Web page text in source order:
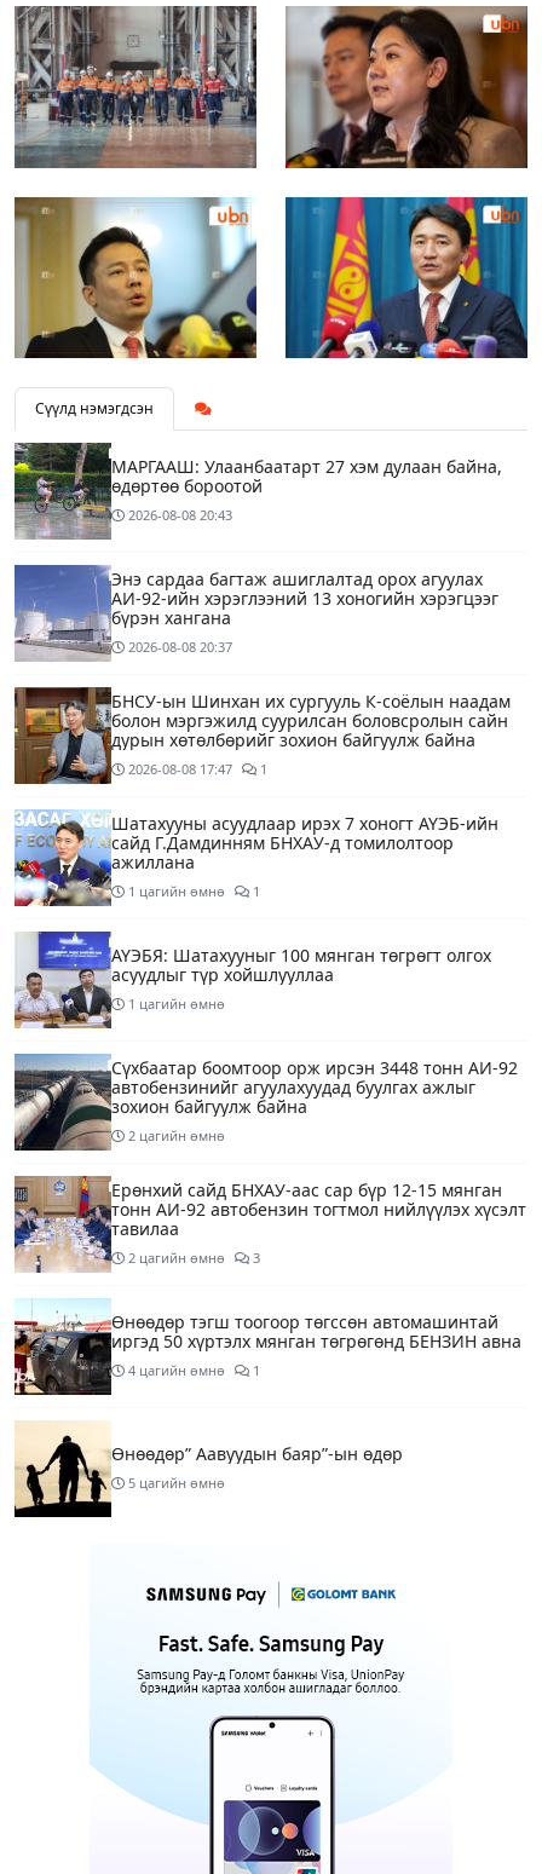
Сүүлд нэмэгдсэн
МАРГААШ: Улаанбаатарт 27 хэм дулаан байна,
өдөртөө бороотой
2026-08-08 20:43
Энэ сардаа багтаж ашиглалтад орох агуулах
АИ-92-ийн хэрэглээний 13 хоногийн хэрэгцээг
бүрэн хангана
2026-08-08 20:37
БНСУ-ын Шинхан их сургууль К-соёлын наадам
болон мэргэжилд суурилсан боловсролын сайн
дурын хөтөлбөрийг зохион байгуулж байна
2026-08-08 17:47 1
Шатахууны асуудлаар ирэх 7 хоногт АҮЭБ-ийн
сайд Г.Дамдинням БНХАУ-д томилолтоор
ажиллана
1 цагийн өмнө 1
АҮЭБЯ: Шатахууныг 100 мянган төгрөгт олгох
асуудлыг түр хойшлууллаа
1 цагийн өмнө
Сүхбаатар боомтоор орж ирсэн 3448 тонн АИ-92
автобензинийг агуулахуудад буулгах ажлыг
зохион байгуулж байна
2 цагийн өмнө
Ерөнхий сайд БНХАУ-аас сар бүр 12-15 мянган
тонн АИ-92 автобензин тогтмол нийлүүлэх хүсэлт
тавилаа
2 цагийн өмнө 3
Өнөөдөр тэгш тоогоор төгссөн автомашинтай
иргэд 50 хүртэлх мянган төгрөгөнд БЕНЗИН авна
4 цагийн өмнө 1
Өнөөдөр” Аавуудын баяр”-ын өдөр
5 цагийн өмнө
Улаанбаатарт 31 хэм дулаан байна
7 цагийн өмнө
МАРГААШ: Улаанбаатарт 31 хэм дулаан байна
16 цагийн өмнө
Шатахуун дамлан борлуулсан хоёр зөрчлийг
илрүүлэн шалгаж байна
18 цагийн өмнө 3